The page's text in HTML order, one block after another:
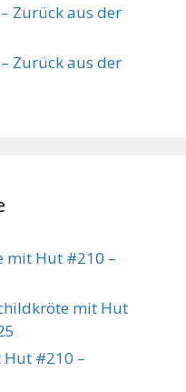
Zurück aus der
Zurück aus der
mit Hut #210 –
mit Hut
#210 –